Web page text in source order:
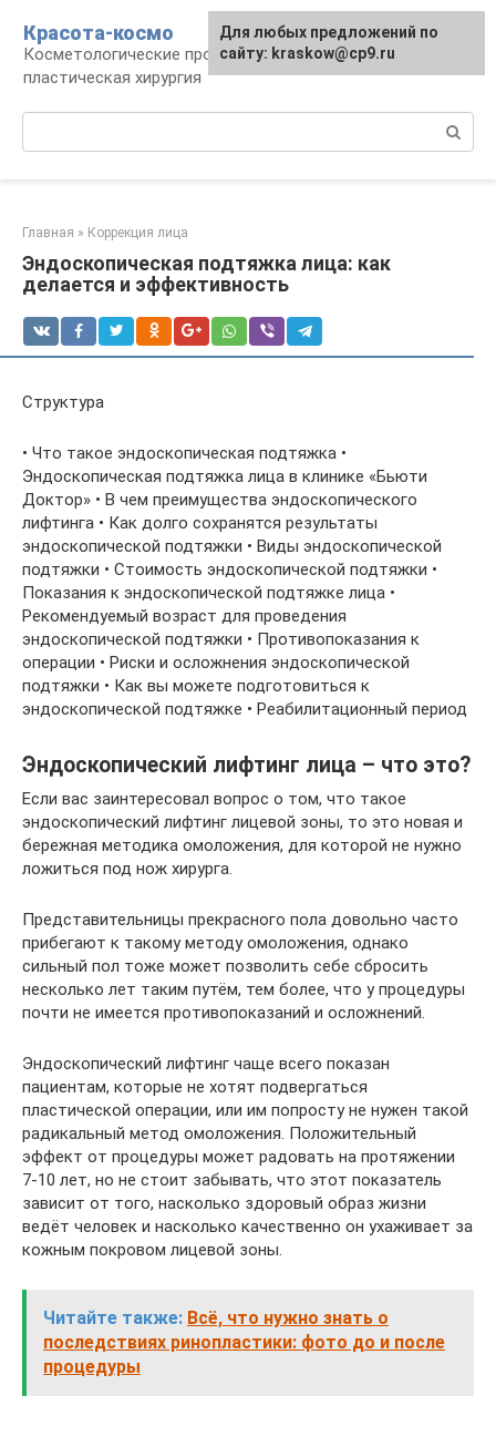
контенту
Красота-космо
Косметологические процедуры,
пластическая хирургия
Главная » Коррекция лица
Эндоскопическая подтяжка лица: как
делается и эффективность
Структура
• Что такое эндоскопическая подтяжка •
Эндоскопическая подтяжка лица в клинике «Бьюти
Доктор» • В чем преимущества эндоскопического
лифтинга • Как долго сохранятся результаты
эндоскопической подтяжки • Виды эндоскопической
подтяжки • Стоимость эндоскопической подтяжки •
Показания к эндоскопической подтяжке лица •
Рекомендуемый возраст для проведения
эндоскопической подтяжки • Противопоказания к
операции • Риски и осложнения эндоскопической
подтяжки • Как вы можете подготовиться к
эндоскопической подтяжке • Реабилитационный период
Эндоскопический лифтинг лица – что это?
Если вас заинтересовал вопрос о том, что такое
эндоскопический лифтинг лицевой зоны, то это новая и
бережная методика омоложения, для которой не нужно
ложиться под нож хирурга.
Представительницы прекрасного пола довольно часто
прибегают к такому методу омоложения, однако
сильный пол тоже может позволить себе сбросить
несколько лет таким путём, тем более, что у процедуры
почти не имеется противопоказаний и осложнений.
Эндоскопический лифтинг чаще всего показан
пациентам, которые не хотят подвергаться
пластической операции, или им попросту не нужен такой
радикальный метод омоложения. Положительный
эффект от процедуры может радовать на протяжении
7-10 лет, но не стоит забывать, что этот показатель
зависит от того, насколько здоровый образ жизни
ведёт человек и насколько качественно он ухаживает за
кожным покровом лицевой зоны.
Читайте также: Всё, что нужно знать о
последствиях ринопластики: фото до и после
процедуры
Для любых предложений по
сайту: kraskow@cp9.ru